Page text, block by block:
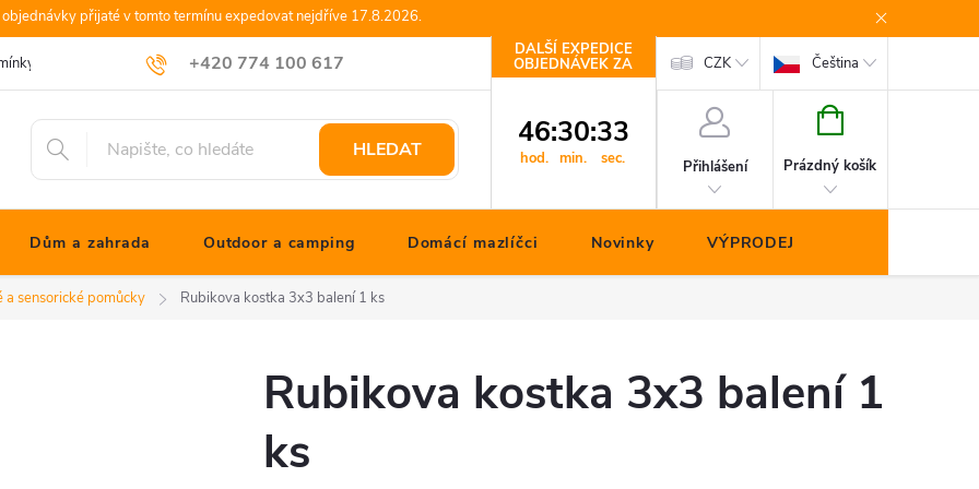
přijaté v tomto termínu expedovat nejdříve 17.8.2026.
+420 774 100 617
info@jonathanshop.cz
Podmínky ochrany osobních údajů Blog JONATHANshop.cz Kontakty CZK Čeština
HLEDAT
DALŠÍ EXPEDICE
OBJEDNÁVEK ZA
46
hod.
:30
min.
:33
sec. Přihlášení
NÁKUPNÍ
Prázdný košík
Dům a zahrada Outdoor a camping Domácí mazlíčci Novinky VÝPRODEJ
a sensorické pomůcky Rubikova kostka 3x3 balení 1 ks
Rubikova kostka 3x3 balení 1
ks